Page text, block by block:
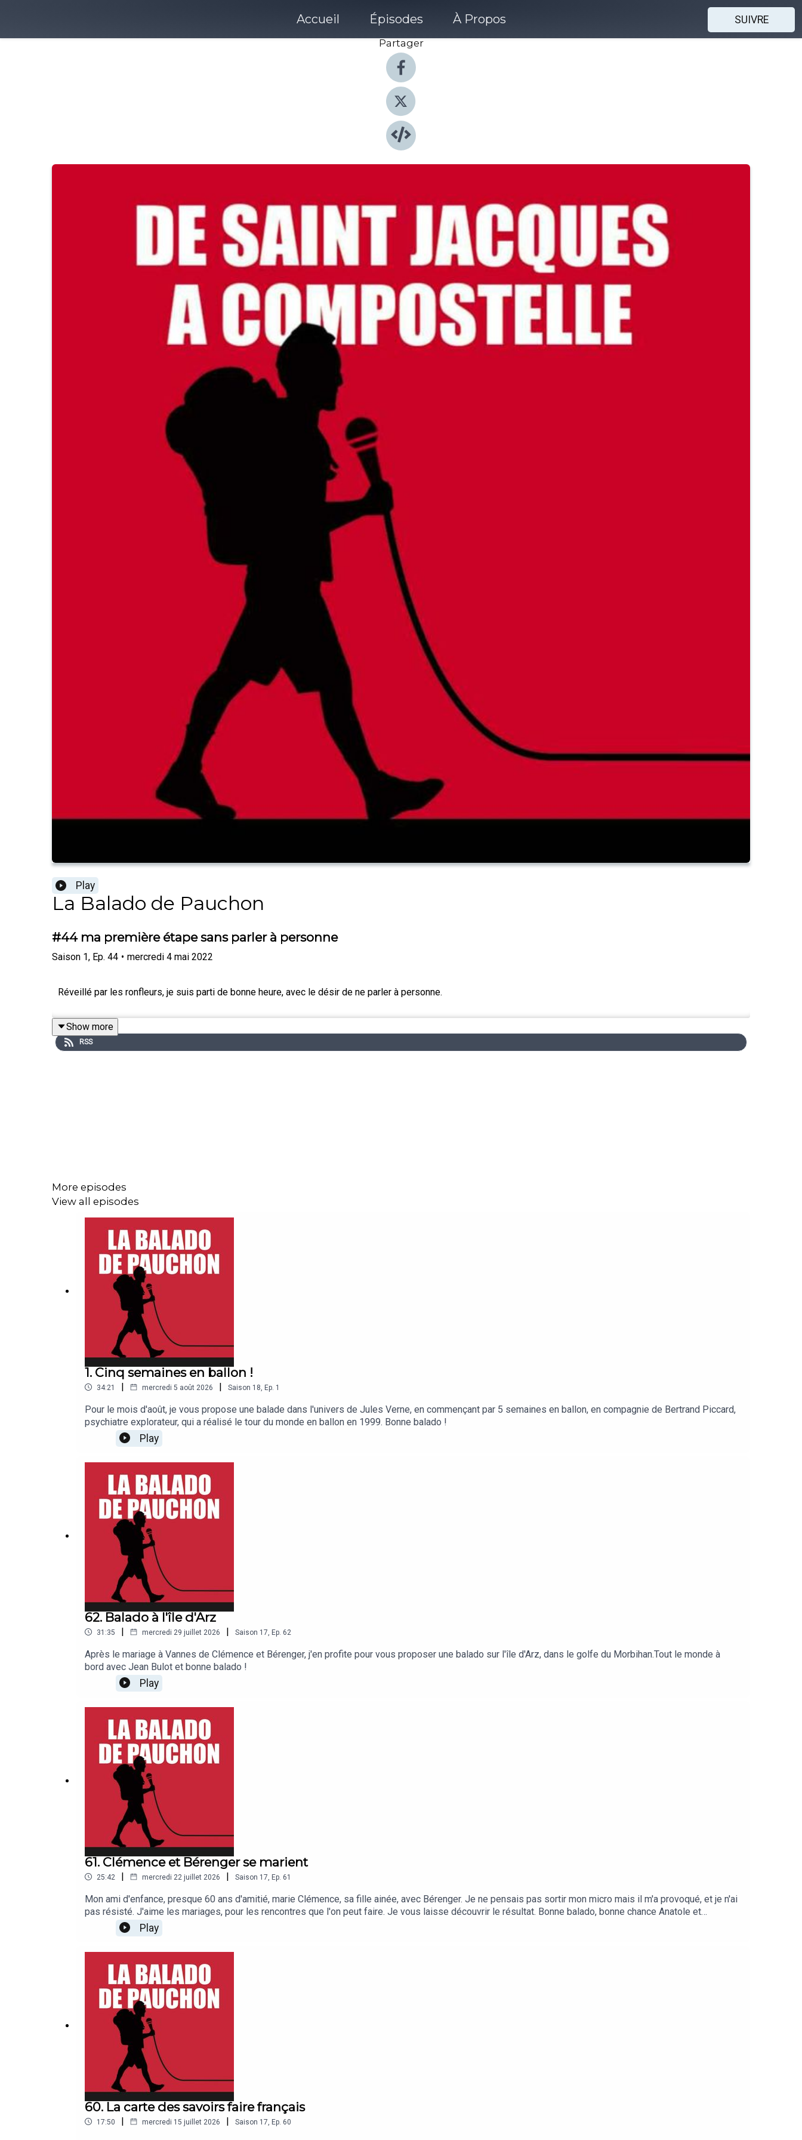
Accueil Épisodes À Propos
SUIVRE
Partager
Play
La Balado de Pauchon
#44 ma première étape sans parler à personne
Saison 1, Ep. 44 • mercredi 4 mai 2022
Réveillé par les ronfleurs, je suis parti de bonne heure, avec le désir de ne parler à personne.
Show more
RSS
More episodes
View all episodes
1. Cinq semaines en ballon !
34:21 | mercredi 5 août 2026 | Saison 18 Ep. 1
Pour le mois d'août, je vous propose une balade dans l'univers de Jules Verne, en commençant par 5 semaines en ballon, en compagnie de Bertrand Piccard,
psychiatre explorateur, qui a réalisé le tour du monde en ballon en 1999. Bonne balado !
Play
62. Balado à l'île d'Arz
31:35 | mercredi 29 juillet 2026 | Saison 17 Ep. 62
Après le mariage à Vannes de Clémence et Bérenger, j'en profite pour vous proposer une balado sur l'île d'Arz, dans le golfe du Morbihan.Tout le monde à
bord avec Jean Bulot et bonne balado !
Play
61. Clémence et Bérenger se marient
25:42 | mercredi 22 juillet 2026 | Saison 17 Ep. 61
Mon ami d'enfance, presque 60 ans d'amitié, marie Clémence, sa fille ainée, avec Bérenger. Je ne pensais pas sortir mon micro mais il m'a provoqué, et je n'ai
pas résisté. J'aime les mariages, pour les rencontres que l'on peut faire. Je vous laisse découvrir le résultat. Bonne balado, bonne chance Anatole et
beaucoup de bonheur aux mariés !
Play
60. La carte des savoirs faire français
17:50 | mercredi 15 juillet 2026 | Saison 17, Ep. 60